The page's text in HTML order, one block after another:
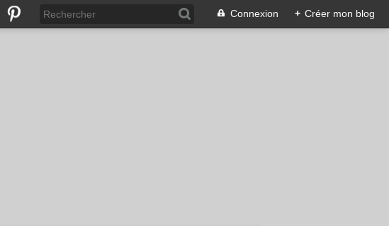
Connexion + Créer mon blog